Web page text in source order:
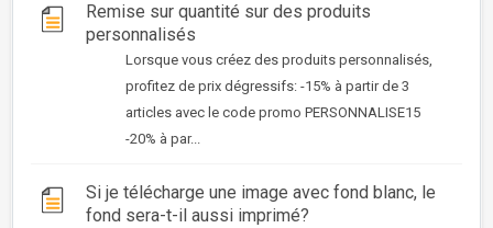
Remise sur quantité sur des produits
personnalisés
Lorsque vous créez des produits personnalisés,
profitez de prix dégressifs: -15% à partir de 3
articles avec le code promo PERSONNALISE15
-20% à par...
Si je télécharge une image avec fond blanc, le
fond sera-t-il aussi imprimé?